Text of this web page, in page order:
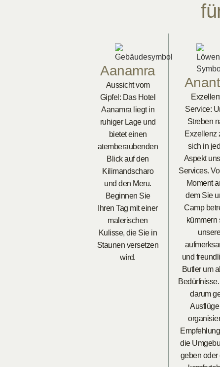
Aanamra
Aussicht vom
Gipfel: Das Hotel
Aanamra liegt in
ruhiger Lage und
bietet einen
atemberaubenden
Blick auf den
Kilimandscharo
und den Meru.
Beginnen Sie
Ihren Tag mit einer
malerischen
Kulisse, die Sie in
Staunen versetzen
wird.
Service:
Streben
Exzellenz
sich in
Aspekt
Services.
Moment
dem Sie
Camp
kümmern
und
Butler um
darum
Ausflüge
die
geben oder